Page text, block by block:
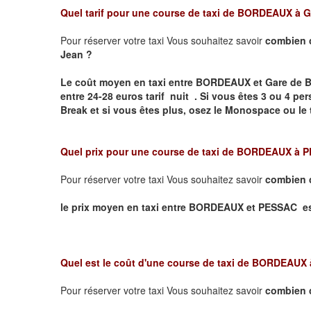
Quel tarif pour une course de taxi de BORDEAUX à
Pour réserver votre taxi Vous souhaitez savoir combien
Jean ?
Le coût moyen en taxi entre BORDEAUX et Gare de
entre 24-28 euros tarif nuit . Si vous êtes 3 ou 4
Break et si vous êtes plus, osez le Monospace ou
Quel prix pour une course de taxi de BORDEAUX à
Pour réserver votre taxi Vous souhaitez savoir combien
le prix moyen en taxi entre BORDEAUX et
Quel est le coût d'une course de taxi de BORDEAUX
Pour réserver votre taxi Vous souhaitez savoir combien